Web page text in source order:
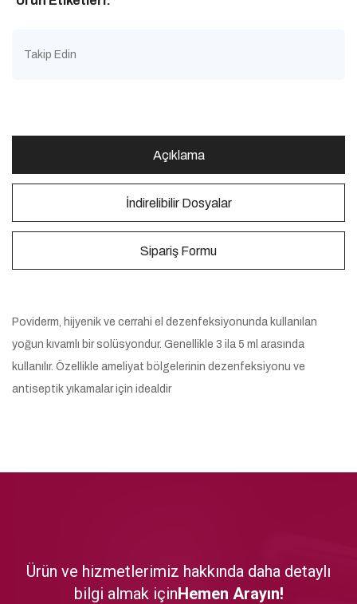
Takip Edin
Açıklama
İndirelibilir Dosyalar
Sipariş Formu
Poviderm, hijyenik ve cerrahi el dezenfeksiyonunda kullanılan
yoğun kıvamlı bir solüsyondur. Genellikle 3 ila 5 ml arasında
kullanılır. Özellikle ameliyat bölgelerinin dezenfeksiyonu ve
antiseptik yıkamalar için idealdir
Ürün ve hizmetlerimiz hakkında daha detaylı
bilgi almak içinHemen Arayın!